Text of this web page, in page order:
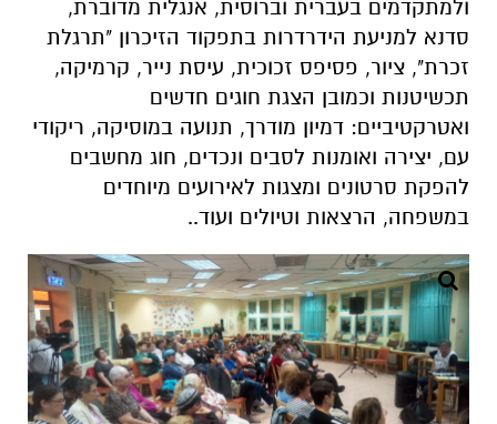
ואטרקטיביים: דמיון מודרך, תנועה במוסיקה, ריקודי
עם, יצירה ואומנות לסבים ונכדים, חוג מחשבים
להפקת סרטונים ומצגות לאירועים מיוחדים
במשפחה, הרצאות וטיולים ועוד..
צילום: יחצ